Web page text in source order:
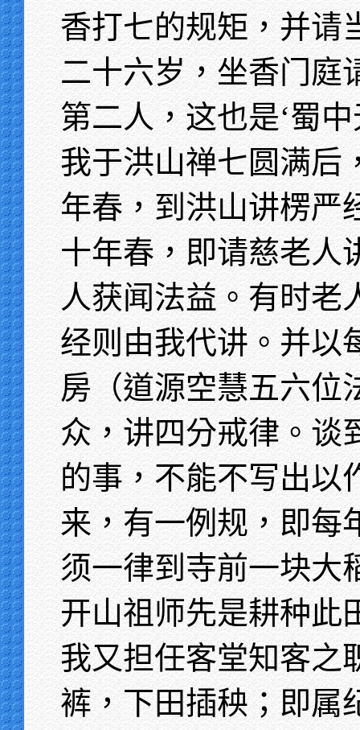
香打七的规矩，并请
二十六岁，坐香门庭
第二人，这也是‘蜀
我于洪山禅七圆满后
年春，到洪山讲楞严
十年春，即请慈老人
人获闻法益。有时老
经则由我代讲。并以
房（道源空慧五六位
众，讲四分戒律。谈
的事，不能不写出以
来，有一例规，即每
须一律到寺前一块大
开山祖师先是耕种此
我又担任客堂知客之
裤，下田插秧；即属